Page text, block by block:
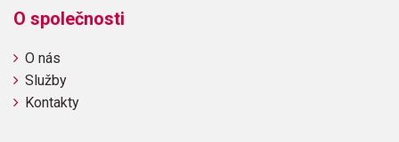
O společnosti
O nás
Služby
Kontakty